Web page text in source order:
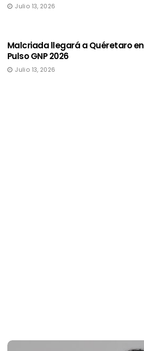
Julio 13, 2026
Malcriada llegará a Quéretaro en
Pulso GNP 2026
Julio 13, 2026